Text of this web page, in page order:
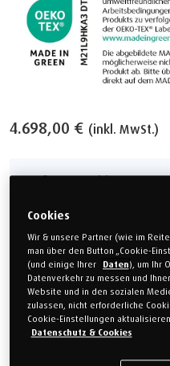
4.698,00 € (inkl. MwSt.)
Größe auswählen
80 x 200 cm
Einzelbett
100 x 200 cm
Doppelbett
Cookies
Wir & unsere Partner (wie im
man über den Button „Cookie-
(und einige Ihrer
Daten), um Ihr
Datenverkehr zu messen und
Website und in den sozialen
zulassen, nicht erforderliche
Cookie-Einstellungen
Datenschutz & Cookies